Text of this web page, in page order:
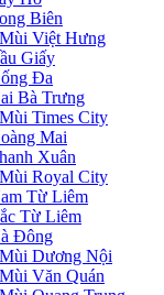
Biên
Việt Hưng
Giấy
Đa
Bà Trưng
Times City
Mai
Xuân
Royal City
Từ Liêm
Từ Liêm
Đông
Dương Nội
Văn Quán